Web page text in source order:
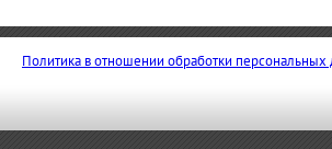
Политика в отношении обработки персональных